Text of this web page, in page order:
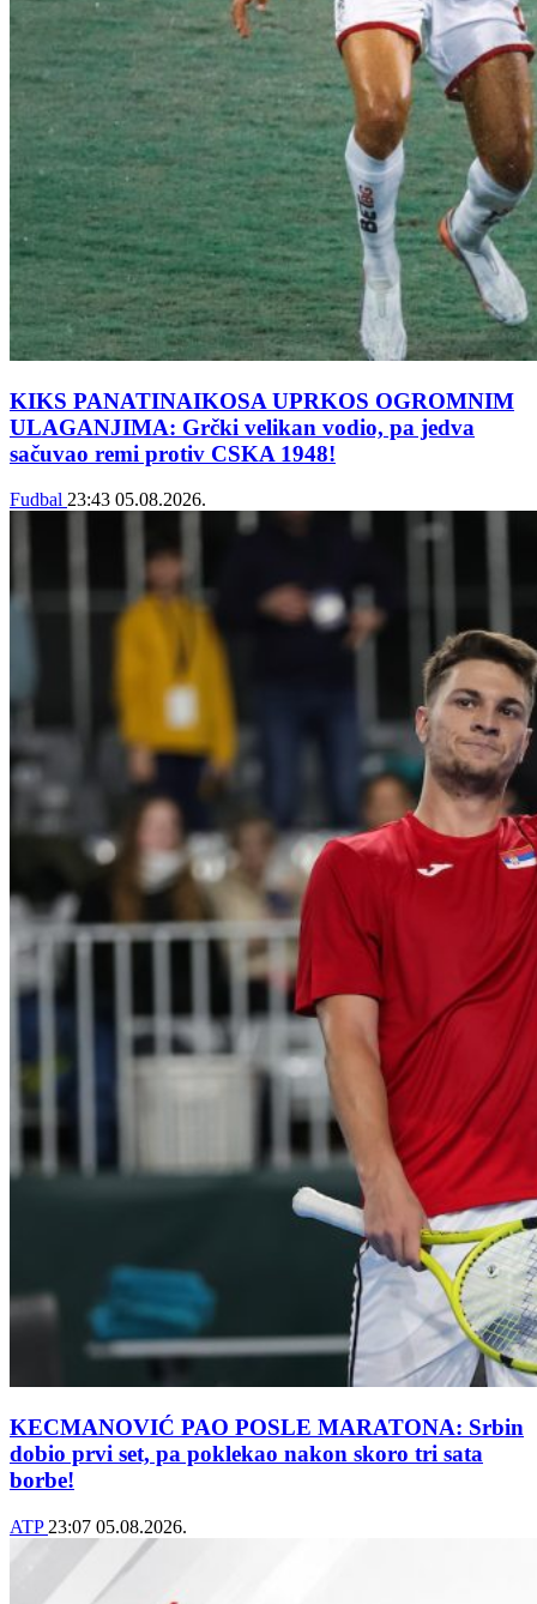
KIKS PANATINAIKOSA UPRKOS OGROMNIM
ULAGANJIMA: Grčki velikan vodio, pa jedva
sačuvao remi protiv CSKA 1948!
Fudbal 23:43 05.08.2026.
KECMANOVIĆ PAO POSLE MARATONA: Srbin
dobio prvi set, pa poklekao nakon skoro tri sata
borbe!
ATP 23:07 05.08.2026.